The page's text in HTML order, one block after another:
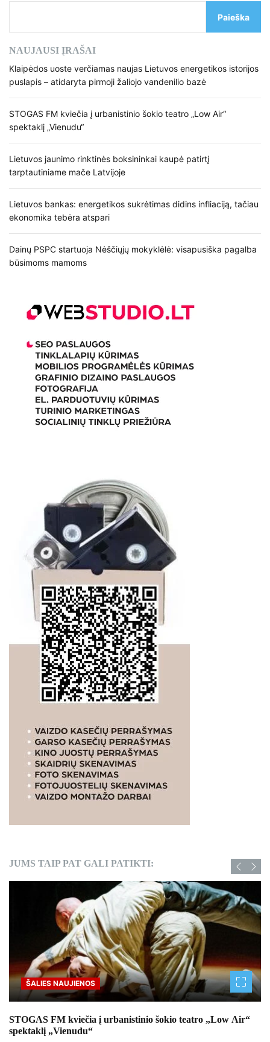
Paieška
NAUJAUSI ĮRAŠAI
Klaipėdos uoste verčiamas naujas Lietuvos energetikos istorijos
puslapis – atidaryta pirmoji žaliojo vandenilio bazė
STOGAS FM kviečia į urbanistinio šokio teatro „Low Air“
spektaklį „Vienudu“
Lietuvos jaunimo rinktinės boksininkai kaupė patirtį
tarptautiniame mače Latvijoje
Lietuvos bankas: energetikos sukrėtimas didins infliaciją, tačiau
ekonomika tebėra atspari
Dainų PSPC startuoja Nėščiųjų mokyklėlė: visapusiška pagalba
būsimoms mamoms
JUMS TAIP PAT GALI PATIKTI:
ŠALIES NAUJIENOS
STOGAS FM kviečia į urbanistinio šokio teatro „Low Air“
spektaklį „Vienudu“